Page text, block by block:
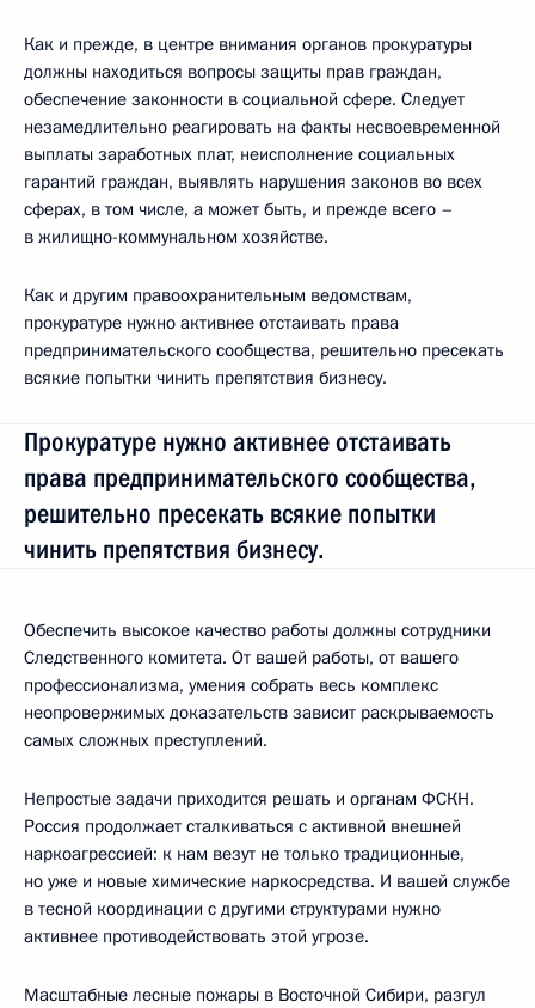
Как и прежде, в центре внимания органов прокуратуры
должны находиться вопросы защиты прав граждан,
обеспечение законности в социальной сфере. Следует
незамедлительно реагировать на факты несвоевременной
выплаты заработных плат, неисполнение социальных
гарантий граждан, выявлять нарушения законов во всех
сферах, в том числе, а может быть, и прежде всего –
в жилищно-коммунальном хозяйстве.
Как и другим правоохранительным ведомствам,
прокуратуре нужно активнее отстаивать права
предпринимательского сообщества, решительно пресекать
всякие попытки чинить препятствия бизнесу.
Прокуратуре нужно активнее отстаивать
права предпринимательского сообщества,
решительно пресекать всякие попытки
чинить препятствия бизнесу.
Обеспечить высокое качество работы должны сотрудники
Следственного комитета. От вашей работы, от вашего
профессионализма, умения собрать весь комплекс
неопровержимых доказательств зависит раскрываемость
самых сложных преступлений.
Непростые задачи приходится решать и органам ФСКН.
Россия продолжает сталкиваться с активной внешней
наркоагрессией: к нам везут не только традиционные,
но уже и новые химические наркосредства. И вашей службе
в тесной координации с другими структурами нужно
активнее противодействовать этой угрозе.
Масштабные лесные пожары в Восточной Сибири, разгул